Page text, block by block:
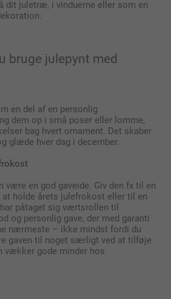
dit juletræ, i vinduerne eller som en
bruge julepynt med
en del af en personlig
dem op i små poser eller lomme,
bag hvert ornament. Det skaber
glæde hver dag i december.
en god gaveide. Giv den fx til en
holde årets julefrokost eller til en
påtaget sig værtsrollen til
og personlig gave, der med garanti
nærmeste – ikke mindst fordi du
gaven til noget særligt ved at tilføje
vækker gode minder hos